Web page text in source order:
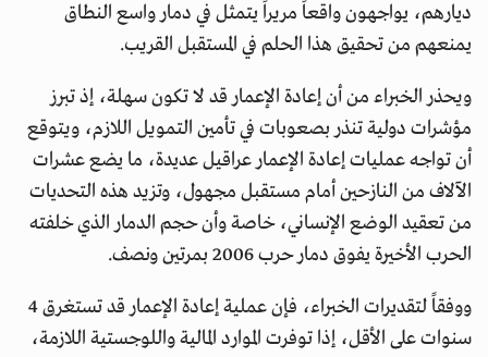
ديارهم، يواجهون واقعاً مريراً يتمثل في دمار واسع النطاق
يمنعهم من تحقيق هذا الحلم في المستقبل القريب.
ويحذر الخبراء من أن إعادة الإعمار قد لا تكون سهلة، إذ تبرز
مؤشرات دولية تنذر بصعوبات في تأمين التمويل اللازم، ويتوقع
أن تواجه عمليات إعادة الإعمار عراقيل عديدة، ما يضع عشرات
الآلاف من النازحين أمام مستقبل مجهول، وتزيد هذه التحديات
من تعقيد الوضع الإنساني، خاصة وأن حجم الدمار الذي خلفته
الحرب الأخيرة يفوق دمار حرب 2006 بمرتين ونصف.
ووفقاً لتقديرات الخبراء، فإن عملية إعادة الإعمار قد تستغرق 4
سنوات على الأقل، إذا توفرت الموارد المالية واللوجستية اللازمة،